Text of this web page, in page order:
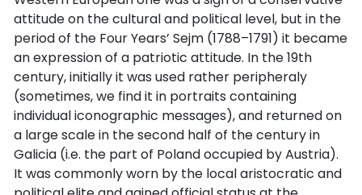
attitude on the cultural and political level, but in the
period of the Four Years’ Sejm (1788–1791) it became
an expression of a patriotic attitude. In the 19th
century, initially it was used rather peripheraly
(sometimes, we find it in portraits containing
individual iconographic messages), and returned on
a large scale in the second half of the century in
Galicia (i.e. the part of Poland occupied by Austria).
It was commonly worn by the local aristocratic and